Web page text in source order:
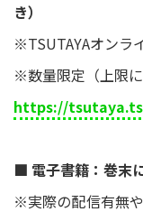
き）
※TSUTAYAオンラ
※数量限定（上限に
https://
■ 電子書籍：巻末
※実際の配信有無